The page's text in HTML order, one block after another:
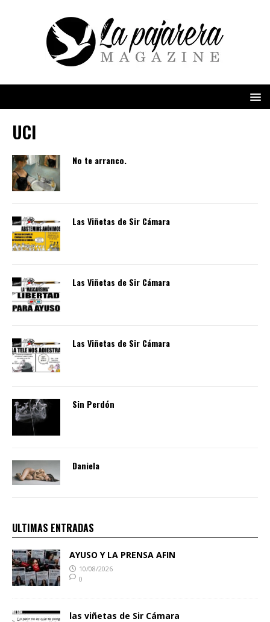
UCI
No te arranco.
Las Viñetas de Sir Cámara
Las Viñetas de Sir Cámara
Las Viñetas de Sir Cámara
Sin Perdón
Daniela
ULTIMAS ENTRADAS
AYUSO Y LA PRENSA AFIN
10/08/2026
0
las viñetas de Sir Cámara